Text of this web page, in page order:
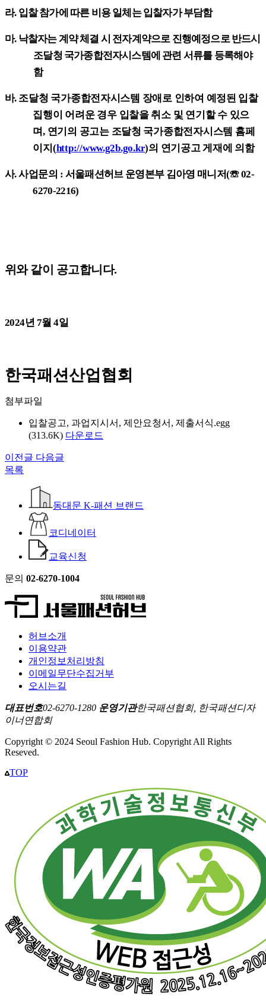
라. 입찰 참가에 따른 비용 일체는 입찰자가 부담함
마. 낙찰자는 계약 체결 시 전자계약으로 진행예정으로 반드시
조달청 국가종합전자시스템에 관련 서류를 등록해야
함
바. 조달청 국가종합전자시스템 장애로 인하여 예정된 입찰
집행이 어려운 경우 입찰을 취소 및 연기할 수 있으
며, 연기의 공고는 조달청 국가종합전자시스템 홈페
이지 (http://www.g2b.go.kr)의 연기공고 게재에 의함
사.사업문의 : 서울패션허브 운영본부 김아영 매니저(☏02-
6270-2216)
위와 같이 공고합니다.
2024년 7월4일
한국패션산업협회
첨부파일
입찰공고, 과업지시서, 제안요청서, 제출서식.egg
(313.6K) 다운로드
이전글 다음글
목록
동대문 K-패션 브랜드
코디네이터
교육신청
문의 02-6270-1004
허브소개
이용약관
개인정보처리방침
이메일무단수집거부
오시는길
대표번호02-6270-1280 운영기관한국패션협회, 한국패션디자
이너연합회
Copyright © 2024 Seoul Fashion Hub. Copyright All Rights
Reseved.
TOP